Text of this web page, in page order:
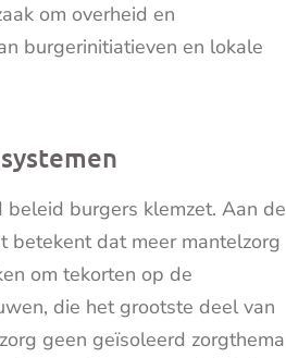
om overheid en
burgerinitiatieven en lokale
burgers klemzet. Aan de
betekent dat meer mantelzorg
om tekorten op de
die het grootste deel van
geen geïsoleerd zorgthema